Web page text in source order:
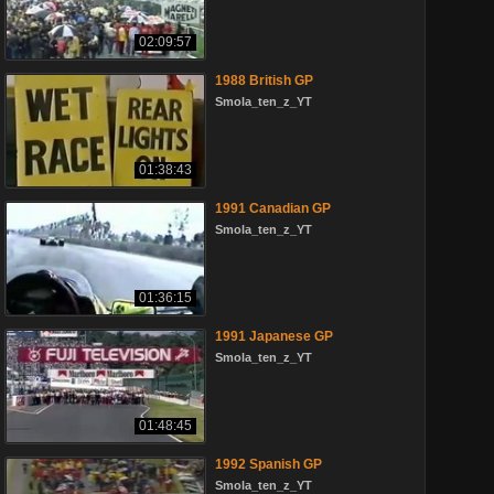
02:09:57
01:38:43
1988 British GP
Smola_ten_z_YT
01:36:15
1991 Canadian GP
Smola_ten_z_YT
01:48:45
1991 Japanese GP
Smola_ten_z_YT
1992 Spanish GP
Smola_ten_z_YT